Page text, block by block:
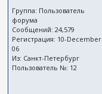
Группа: Пользователь
форума
Сообщений: 24,579
Регистрация: 10-December
06
Из: Санкт-Петербург
Пользователь №: 12